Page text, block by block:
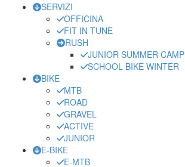
SERVIZI
OFFICINA
FIT IN TUNE
RUSH
JUNIOR SUMMER CAMP
SCHOOL BIKE WINTER
BIKE
MTB
ROAD
GRAVEL
ACTIVE
JUNIOR
E-BIKE
E-MTB